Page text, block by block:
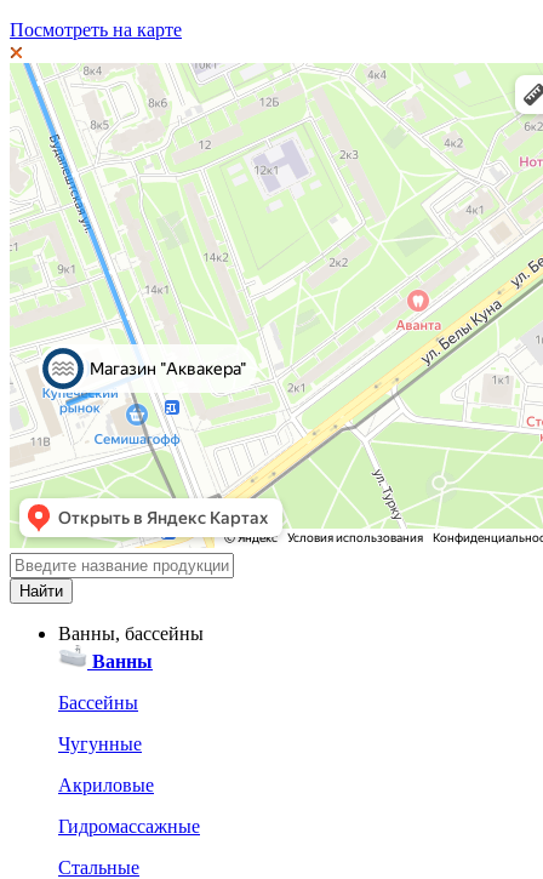
Посмотреть на карте
Ванны, бассейны
Ванны
Бассейны
Чугунные
Акриловые
Гидромассажные
Стальные